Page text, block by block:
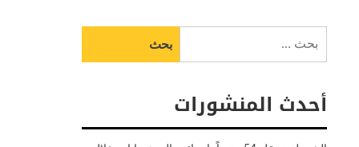
عن:
أحدث المنشورات